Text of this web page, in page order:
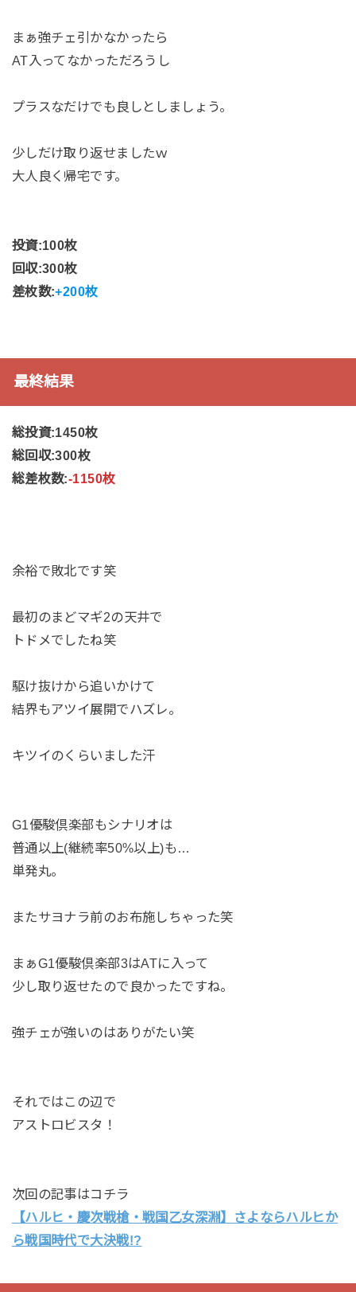
まぁ強チェ引かなかったら
AT入ってなかっただろうし
プラスなだけでも良しとしましょう。
少しだけ取り返せましたｗ
大人良く帰宅です。
投資:100枚
回収:300枚
差枚数:+200枚
最終結果
総投資:1450枚
総回収:300枚
総差枚数:-1150枚
余裕で敗北です笑
最初のまどマギ2の天井で
トドメでしたね笑
駆け抜けから追いかけて
結界もアツイ展開でハズレ。
キツイのくらいました汗
G1優駿倶楽部もシナリオは
普通以上(継続率50%以上)も…
単発丸。
またサヨナラ前のお布施しちゃった笑
まぁG1優駿倶楽部3はATに入って
少し取り返せたので良かったですね。
強チェが強いのはありがたい笑
それではこの辺で
アストロビスタ！
次回の記事はコチラ
【ハルヒ・慶次戦槍・戦国乙女深淵】さよならハルヒか
ら戦国時代で大決戦!?